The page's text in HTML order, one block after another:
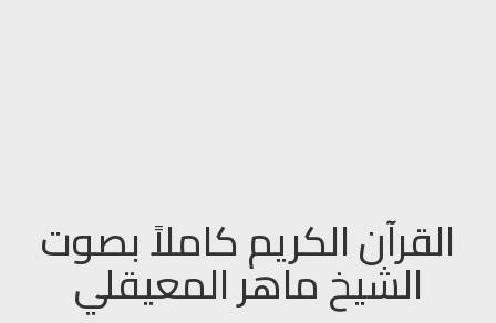
القرآن الكريم كاملاً بصوت
الشيخ ماهر المعيقلي